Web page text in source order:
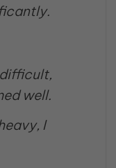
well.
I